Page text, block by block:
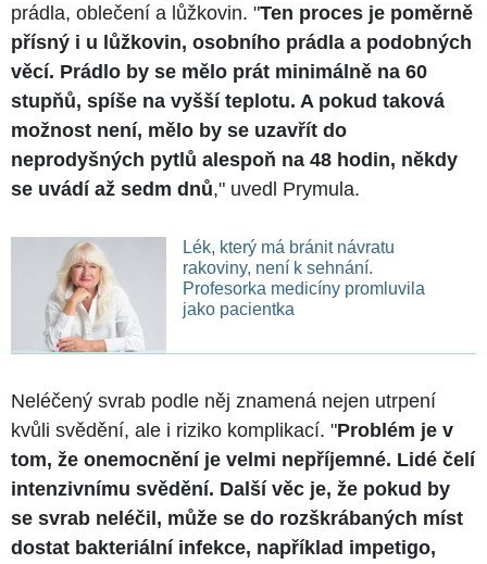
prádla, oblečení a lůžkovin. "Ten proces je poměrně
přísný i u lůžkovin, osobního prádla a podobných
věcí. Prádlo by se mělo prát minimálně na 60
stupňů, spíše na vyšší teplotu. A pokud taková
možnost není, mělo by se uzavřít do
neprodyšných pytlů alespoň na 48 hodin, někdy
se uvádí až sedm dnů," uvedl Prymula.
Lék, který má bránit návratu
rakoviny, není k sehnání.
Profesorka medicíny promluvila
jako pacientka
Neléčený svrab podle něj znamená nejen utrpení
kvůli svědění, ale i riziko komplikací. "Problém je v
tom, že onemocnění je velmi nepříjemné. Lidé čelí
intenzivnímu svědění. Další věc je, že pokud by
se svrab neléčil, může se do rozškrábaných míst
dostat bakteriální infekce, například impetigo,